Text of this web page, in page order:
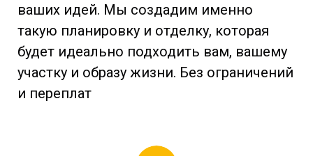
ваших идей. Мы создадим именно
такую планировку и отделку, которая
будет идеально подходить вам, вашему
участку и образу жизни. Без ограничений
и переплат